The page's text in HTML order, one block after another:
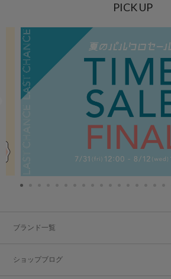
PICK UP
ブランド一覧
ショップブログ